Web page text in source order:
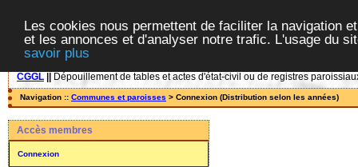
Les cookies nous permettent de faciliter la navigation
et les annonces et d'analyser notre trafic. L'usage du
savoir plus
CGGL Dépouillement de tables et actes d'état-civil ou de registres
Navigation :: Communes et paroisses > Connexion (Distribution selon les années)
Accès membres
Connexion